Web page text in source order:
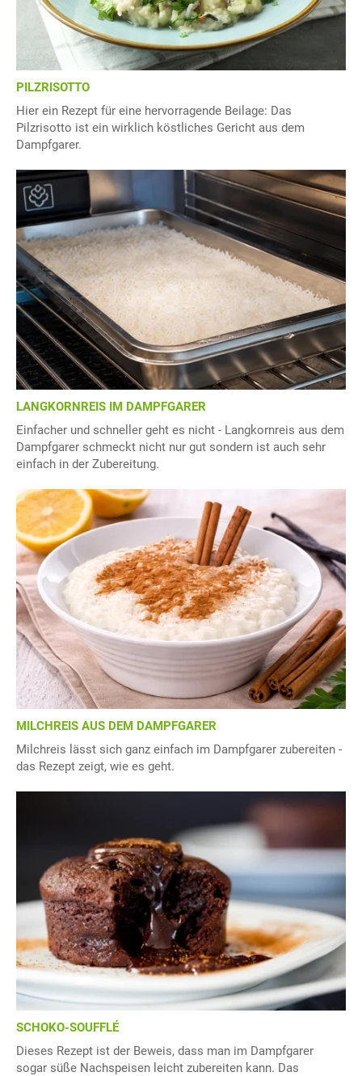
PILZRISOTTO
Hier ein Rezept für eine hervorragende Beilage: Das
Pilzrisotto ist ein wirklich köstliches Gericht aus dem
Dampfgarer.
LANGKORNREIS IM DAMPFGARER
Einfacher und schneller geht es nicht - Langkornreis aus dem
Dampfgarer schmeckt nicht nur gut sondern ist auch sehr
einfach in der Zubereitung.
MILCHREIS AUS DEM DAMPFGARER
Milchreis lässt sich ganz einfach im Dampfgarer zubereiten -
das Rezept zeigt, wie es geht.
SCHOKO-SOUFFLÉ
Dieses Rezept ist der Beweis, dass man im Dampfgarer
sogar süße Nachspeisen leicht zubereiten kann. Das